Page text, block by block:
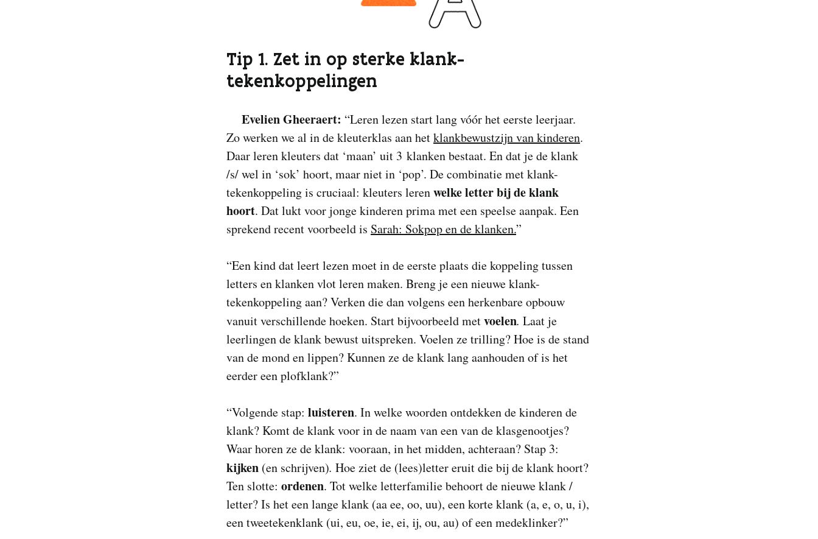
Tip 1. Zet in op sterke klank-
tekenkoppelingen
Evelien Gheeraert: “Leren lezen start lang vóór het eerste leerjaar.
Zo werken we al in de kleuterklas aan hetklankbewustzijn van kinderen.
Daar leren kleuters dat ‘maan’ uit 3 klanken bestaat. En dat je de klank
/s/ wel in ‘sok’ hoort, maar niet in ‘pop’. De combinatie met klank-
tekenkoppeling is cruciaal: kleuters lerenwelke letter bij de klank
hoort. Dat lukt voor jonge kinderen prima met een speelse aanpak. Een
sprekend recent voorbeeld is Sarah: Sokpop en de klanken.”
“Een kind dat leert lezen moet in de eerste plaats die koppeling tussen
letters en klanken vlot leren maken. Breng je een nieuwe klank-
tekenkoppeling aan? Verken die dan volgens een herkenbare opbouw
vanuit verschillende hoeken. Start bijvoorbeeld metvoelen. Laat je
leerlingen de klank bewust uitspreken. Voelen ze trilling? Hoe is de stand
van de mond en lippen? Kunnen ze de klank lang aanhouden of is het
eerder een plofklank?”
“Volgende stap: luisteren. In welke woorden ontdekken de kinderen de
klank? Komt de klank voor in de naam van een van de klasgenootjes?
Waar horen ze de klank: vooraan, in het midden, achteraan? Stap 3:
kijken (en schrijven). Hoe ziet de (lees)letter eruit die bij de klank hoort?
Ten slotte: ordenen. Tot welke letterfamilie behoort de nieuwe klank /
letter? Is het een lange klank (aa ee, oo, uu), een korte klank (a, e, o, u, i),
een tweetekenklank (ui, eu, oe, ie, ei, ij, ou, au) of een medeklinker?”